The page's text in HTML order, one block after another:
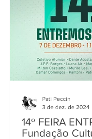
antigas que
rizomas e como
casa-planta-
publicado pela Editora
14º FEIRA
Fundação
Pati Peccin
3 de dez. de 2024